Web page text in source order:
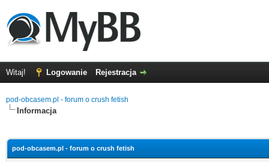
Witaj! Logowanie Rejestracja
pod-obcasem.pl - forum o crush fetish
Informacja
pod-obcasem.pl - forum o crush fetish